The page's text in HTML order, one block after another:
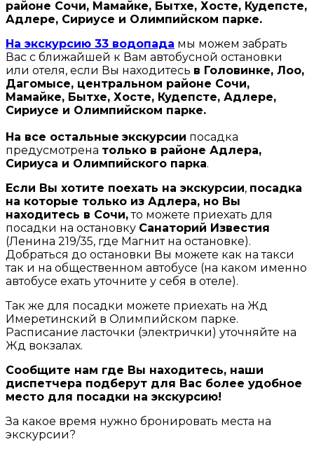
районе Сочи, Мамайке, Бытхе, Хосте, Кудепсте,
Адлере, Сириусе и Олимпийском парке.
На экскурсию 33 водопада мы можем забрать
Вас с ближайшей к Вам автобусной остановки
или отеля, если Вы находитесь в Головинке, Лоо,
Дагомысе, центральном районе Сочи,
Мамайке, Бытхе, Хосте, Кудепсте, Адлере,
Сириусе и Олимпийском парке.
На все остальные экскурсии посадка
предусмотрена только в районе Адлера,
Сириуса и Олимпийского парка.
Если Вы хотите поехать на экскурсии, посадка
на которые только из Адлера, но Вы
находитесь в Сочи,то можете приехать для
посадки на остановку Санаторий Известия
(Ленина 219/35, где Магнит на остановке).
Добраться до остановки Вы можете как на такси
так и на общественном автобусе (на каком именно
автобусе ехать уточните у себя в отеле).
Так же для посадки можете приехать на Жд
Имеретинский в Олимпийском парке.
Расписание ласточки (электрички) уточняйте на
Жд вокзалах.
Сообщите нам где Вы находитесь, наши
диспетчера подберут для Вас более удобное
место для посадки на экскурсию!
За какое время нужно бронировать места на
экскурсии?